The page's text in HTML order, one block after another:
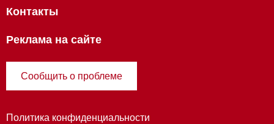
Контакты
Реклама на сайте
Сообщить о проблеме
Политика конфиденциальности